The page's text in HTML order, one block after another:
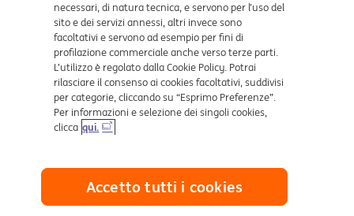
Certificazioni
Collegamenti utili
Mappa del sito
necessari, di natura tecnica, e servono per l’uso del
sito e dei servizi annessi, altri invece sono
facoltativi e servono ad esempio per fini di
profilazione commerciale anche verso terze parti.
L’utilizzo è regolato dalla Cookie Policy. Potrai
rilasciare il consenso ai cookies facoltativi, suddivisi
per categorie, cliccando su “Esprimo Preferenze”.
Per informazioni e selezione dei singoli cookies,
clicca qui.
Accetto tutti i cookies